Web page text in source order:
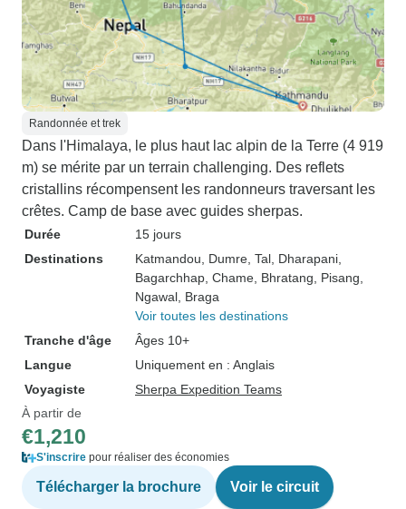
Randonnée et trek
Dans l'Himalaya, le plus haut lac alpin de la Terre (4 919
m) se mérite par un terrain challenging. Des reflets
cristallins récompensent les randonneurs traversant les
crêtes. Camp de base avec guides sherpas.
Durée
15 jours
Destinations
Katmandou , Dumre , Tal , Dharapani
Bagarchhap , Chame , Bhratang , Pisang
Ngawal , Braga
Voir toutes les destinations
Tranche d'âge
Âges 10+
Langue
Uniquement en : Anglais
Voyagiste
Sherpa Expedition Teams
À partir de
€1,210
S'inscrire pour réaliser des économies
Télécharger la brochure Voir le circuit